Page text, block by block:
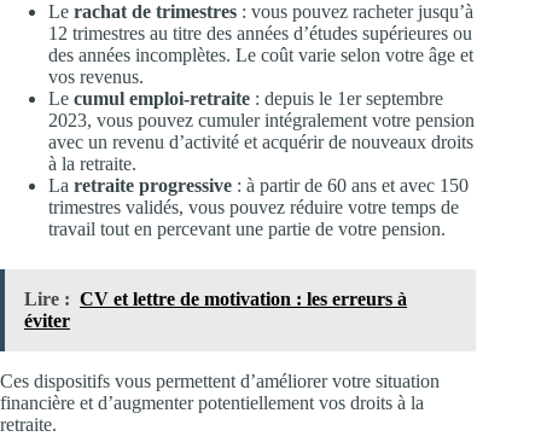
Le rachat de trimestres : vous pouvez racheter jusqu’à
12 trimestres au titre des années d’études supérieures ou
des années incomplètes. Le coût varie selon votre âge et
vos revenus.
Le cumul emploi-retraite : depuis le 1er septembre
2023, vous pouvez cumuler intégralement votre pension
avec un revenu d’activité et acquérir de nouveaux droits
à la retraite.
La retraite progressive : à partir de 60 ans et avec 150
trimestres validés, vous pouvez réduire votre temps de
travail tout en percevant une partie de votre pension.
Lire : CV et lettre de motivation : les erreurs à
éviter
Ces dispositifs vous permettent d’améliorer votre situation
financière et d’augmenter potentiellement vos droits à la
retraite.